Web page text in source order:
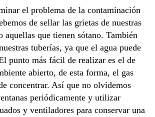
el problema de la contaminación
de sellar las grietas de nuestras
aquellas que tienen sótano. También
tuberías, ya que el agua puede
punto más fácil de realizar es el de
abierto, de esta forma, el gas
concentrar. Así que no olvidemos
periódicamente y utilizar
y ventiladores para conservar una